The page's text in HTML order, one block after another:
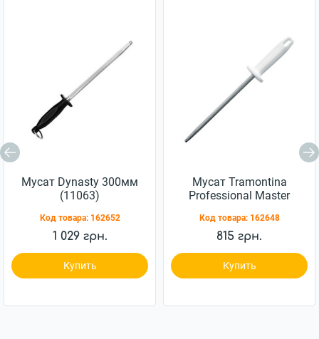
Мусат Dynasty 300мм
(11063)
Код товара: 162652
1 029 грн.
Купить
Мусат Tramontina
Professional Master
Код товара: 162648
815 грн.
Купить